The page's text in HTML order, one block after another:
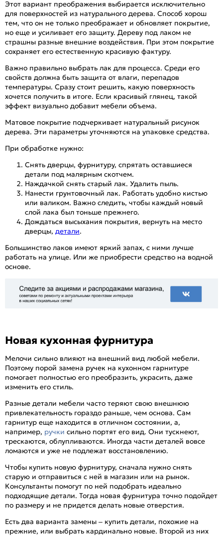
Этот вариант преображения выбирается исключительно
для поверхностей из натурального дерева. Способ хорош
тем, что он не только преображает и обновляет покрытие,
но еще и усиливает его защиту. Дереву под лаком не
страшны разные внешние воздействия. При этом покрытие
сохраняет его естественную красивую фактуру.
Важно правильно выбрать лак для процесса. Среди его
свойств должна быть защита от влаги, перепадов
температуры. Сразу стоит решить, какую поверхность
хочется получить в итоге. Если красивый глянец, такой
эффект визуально добавит мебели объема.
Матовое покрытие подчеркивает натуральный рисунок
дерева. Эти параметры уточняются на упаковке средства.
При обработке нужно:
Снять дверцы, фурнитуру, спрятать оставшиеся
детали под малярным скотчем.
Наждачкой снять старый лак. Удалить пыль.
Нанести грунтовочный лак. Работать удобно кистью
или валиком. Важно следить, чтобы каждый новый
слой лака был тоньше прежнего.
Дождаться высыхания покрытия, вернуть на место
дверцы, детали.
Большинство лаков имеют яркий запах, с ними лучше
работать на улице. Или же приобрести средство на водной
основе.
Новая кухонная фурнитура
Мелочи сильно влияют на внешний вид любой мебели.
Поэтому порой замена ручек на кухонном гарнитуре
помогает полностью его преобразить, украсить, даже
изменить его стиль.
Разные детали мебели часто теряют свою внешнюю
привлекательность гораздо раньше, чем основа. Сам
гарнитур еще находится в отличном состоянии, а,
например, ручки сильно портят его вид. Они тускнеют,
трескаются, облупливаются. Иногда части деталей вовсе
ломаются и уже не подлежат восстановлению.
Чтобы купить новую фурнитуру, сначала нужно снять
старую и отправиться с ней в магазин или на рынок.
Консультанты помогут по ней подобрать идеально
подходящие детали. Тогда новая фурнитура точно подойдет
по размеру и не придется делать новые отверстия.
Есть два варианта замены – купить детали, похожие на
прежние, или выбрать кардинально новые. Второй из них